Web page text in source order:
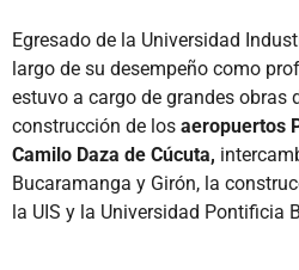
Egresado de la Universidad
largo de su desempeño como
estuvo a cargo de grandes obras
construcción de los aeropuertos
Camilo Daza de Cúcuta,
Bucaramanga y Girón, la
la UIS y la Universidad Pontificia